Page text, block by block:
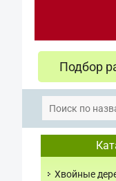
Подбор
Хвойные